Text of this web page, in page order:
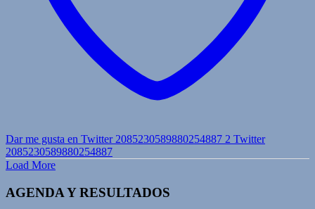
Dar me gusta en Twitter 2085230589880254887 2 Twitter
2085230589880254887
Load More
AGENDA Y RESULTADOS